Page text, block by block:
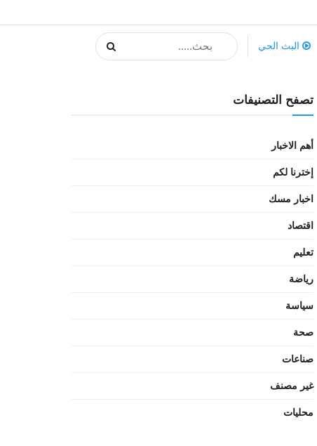
البث الحي
تصفح التصنيفات
أهم الاخبار
إخترنا لكم
اخبار مسك
اقتصاد
تعليم
رياضة
سياسة
صحة
صناعات
غير مصنف
محليات